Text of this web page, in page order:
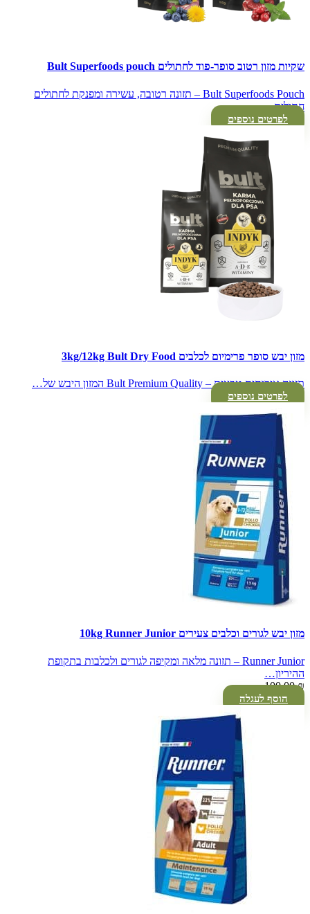
שקיות מזון רטוב סופר-פוד לחתולים Bult Superfoods pouch
Bult Superfoods Pouch – תזונה רטובה, עשירה ומפנקת לחתולים
חתולים…
לפרטים נוספים
מזון יבש סופר פרימיום לכלבים 3kg/12kg Bult Dry Food
תזונה איכותית טבעית – Bult Premium Quality המזון היבש של…
לפרטים נוספים
מזון יבש לגורים וכלבים צעירים 10kg Runner Junior
Runner Junior – תזונה מלאה ומקיפה לגורים ולכלבות בתקופת
ההיריון…
100.00₪
הוסף לעגלה